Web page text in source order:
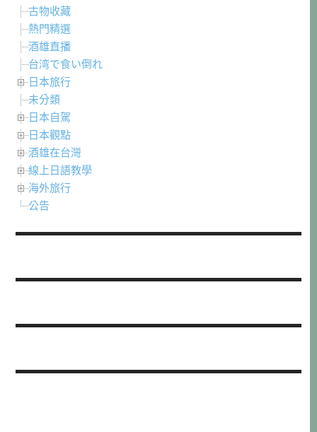
古物收藏
熱門精選
酒雄直播
台湾で食い倒れ
日本旅行
未分類
日本自駕
日本觀點
酒雄在台灣
線上日語教學
海外旅行
公告